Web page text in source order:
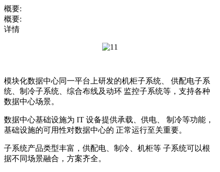
概要:
概要:
详情
模块化数据中心同一平台上研发的机柜子系统、 供配电子系
统、制冷子系统、综合布线及动环 监控子系统等，支持各种
数据中心场景。
数据中心基础设施为 IT 设备提供承载、供电、 制冷等功能，
基础设施的可用性对数据中心的 正常运行至关重要。
子系统产品类型丰富，供配电、制冷、机柜等 子系统可以根
据不同场景融合，方案齐全。